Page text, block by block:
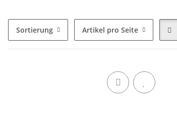
Sortierung Artikel pro Seite